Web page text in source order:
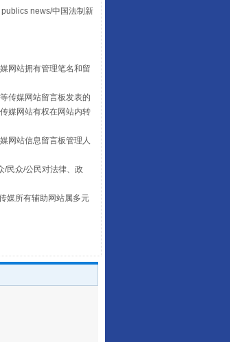
你健身啦
news/中国法制新
网站拥有管理笔名和留
传媒网站留言板发表的
媒网站有权在网站内转
网站信息留言板管理人
/民众/公民对法律、政
媒所有辅助网站属多元